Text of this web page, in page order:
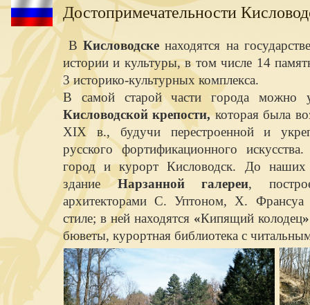
Достопримечательности
ВКисловодскенаходятся на
истории и культуры, в том числе 14
3 историко-культурных комплекса.
В самой старой части города можно
Кисловодской крепости,которая была
XIX в., будучи перестроенной и
русского фортификационного
город и курорт Кисловодск. До наших
зданиеНарзанной галереи,
архитекторами С. Уптоном, Х. Франсуа
стиле; в ней находятся «Кипящий колодец»
бюветы, курортная библиотека с